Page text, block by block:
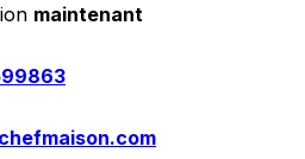
maintenant